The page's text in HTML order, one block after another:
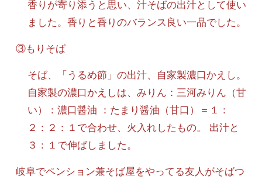
香りが寄り添うと思い、汁そばの出汁として使い
ました。香りと香りのバランス良い一品でした。
③もりそば
そば、「うるめ節」の出汁、自家製濃口かえし。
自家製の濃口かえしは、みりん：三河みりん（甘
い）：濃口醤油 ：たまり醤油（甘口）＝１：
２：２：１で合わせ、火入れしたもの。 出汁と
３：１で伸ばしました。
岐阜でペンション兼そば屋をやってる友人がそばつ